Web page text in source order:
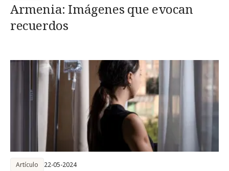
Armenia: Imágenes que evocan
recuerdos
Artículo 22-05-2024